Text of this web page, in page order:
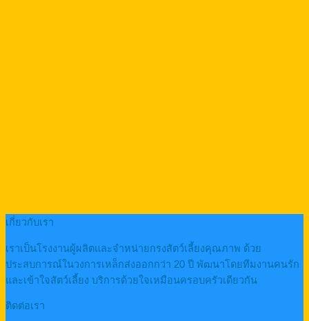
เกี่ยวกับเรา
เราเป็นโรงงานผู้ผลิตและจำหน่ายกรงสัตว์เลี้ยงคุณภาพ ด้วย
ประสบการณ์ในวงการเหล็กส่งออกกว่า 20 ปี พัฒนาโดยทีมงานคนรัก
และเข้าใจสัตว์เลี้ยง บริการด้วยใจเหมือนครอบครัวเดียวกัน
ติดต่อเรา